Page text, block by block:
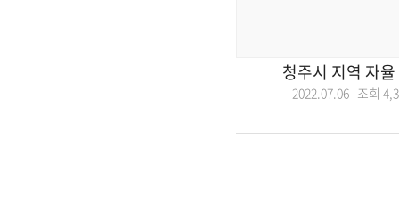
청주시 지역 자
2022.07.06 조회